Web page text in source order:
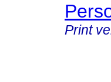
Print